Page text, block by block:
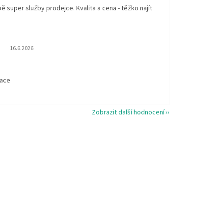
super služby prodejce. Kvalita a cena - těžko najít
Hodnocení obchodu je 5 z 5 hvězdiček.
16.6.2026
Zobrazit další hodnocení